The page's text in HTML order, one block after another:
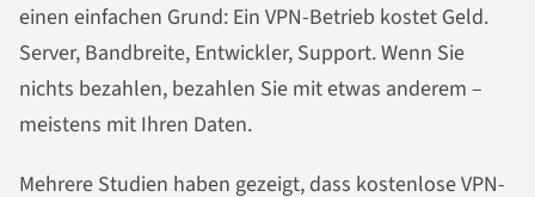
einen einfachen Grund: Ein VPN-Betrieb kostet Geld.
Server, Bandbreite, Entwickler, Support. Wenn Sie
nichts bezahlen, bezahlen Sie mit etwas anderem –
meistens mit Ihren Daten.
Mehrere Studien haben gezeigt, dass kostenlose VPN-